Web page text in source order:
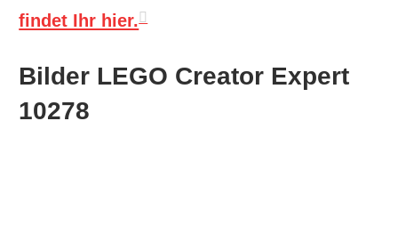
findet Ihr hier.
Bilder LEGO Creator Expert
10278